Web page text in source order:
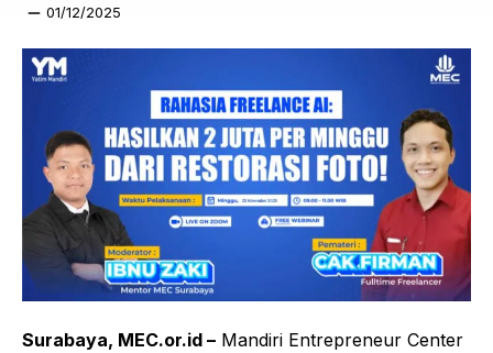
01/12/2025
Surabaya, MEC.or.id – Mandiri Entrepreneur Center